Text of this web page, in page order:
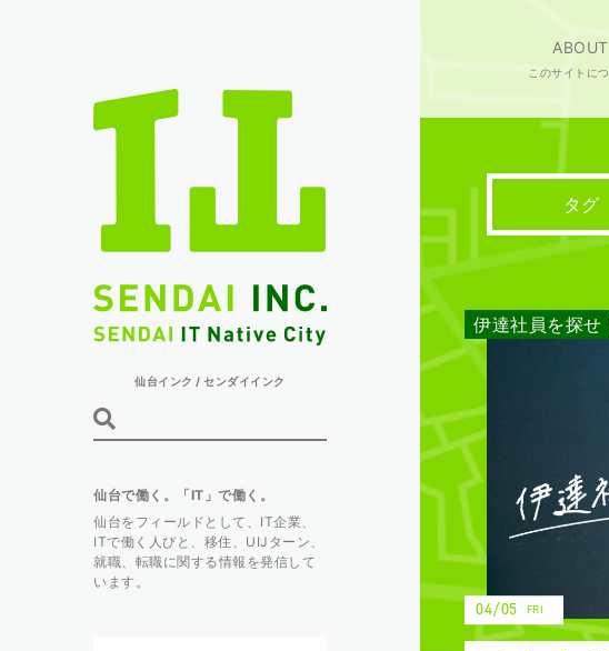
ABOUT
このサイトに
タグ
04/05 FRI
伊達社員を探せ
仙台インク / センダイインク
検索
仙台で働く。「IT」で働く。
仙台をフィールドとして、IT企業、
ITで働く⼈びと、移住、UIJターン、
就職、転職に関する情報を発信して
います。